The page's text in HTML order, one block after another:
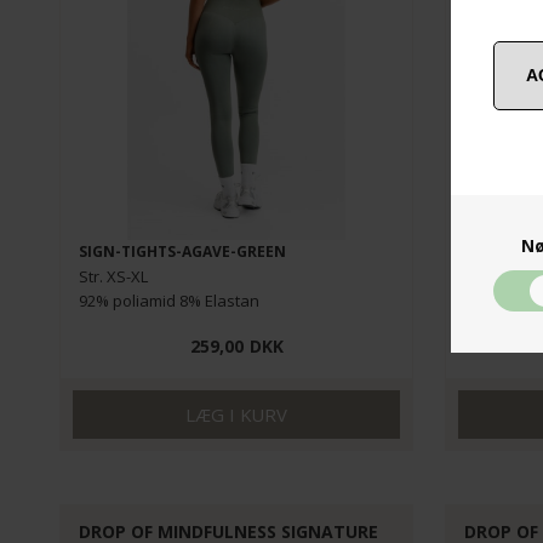
SIGN-TIGHTS-AGAVE-GREEN
Str. XS-XL
92% poliamid 8% Elastan
259,00 DKK
SIGN-
Str. XS-XL
92%
DROP OF MINDFULNESS SIGNATURE
DROP